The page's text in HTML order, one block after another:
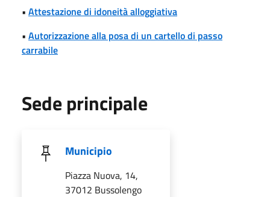
• Attestazione di idoneità alloggiativa
• Autorizzazione alla posa di un cartello di passo
carrabile
Sede principale
Municipio
Piazza Nuova, 14,
37012 Bussolengo